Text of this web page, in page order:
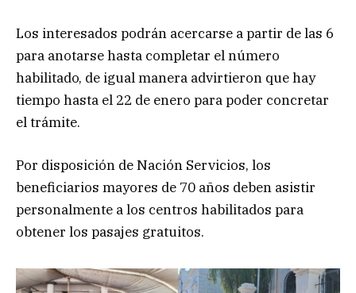
Los interesados podrán acercarse a partir de las 6
para anotarse hasta completar el número
habilitado, de igual manera advirtieron que hay
tiempo hasta el 22 de enero para poder concretar
el trámite.
Por disposición de Nación Servicios, los
beneficiarios mayores de 70 años deben asistir
personalmente a los centros habilitados para
obtener los pasajes gratuitos.